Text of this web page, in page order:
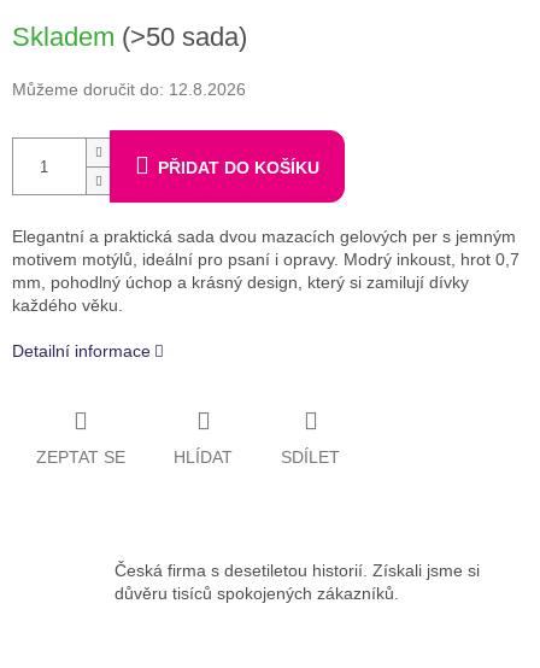
cena:
Skladem (>50 sada)
Můžeme doručit do: 12.8.2026
PŘIDAT DO KOŠÍKU
Elegantní a praktická sada dvou mazacích gelových per s jemným
motivem motýlů, ideální pro psaní i opravy. Modrý inkoust, hrot 0,7
mm, pohodlný úchop a krásný design, který si zamilují dívky
každého věku.
Detailní informace
ZEPTAT SE HLÍDAT SDÍLET
Česká firma s desetiletou historií. Získali jsme si
důvěru tisíců spokojených zákazníků.